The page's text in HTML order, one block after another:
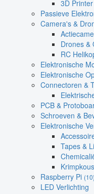
3D
Passieve
Camera's &
Drones &
RC
Elektronische
Elektronische
Connectoren &
PCB &
Schroeven &
Elektronische
Tapes &
Raspberry Pi (10)
LED Verlichting